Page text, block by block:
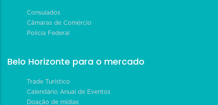
Consulados
Câmaras de Comércio
Polícia Federal
Belo Horizonte para o mercado
Trade Turístico
Calendário Anual de Eventos
Doação de mídias